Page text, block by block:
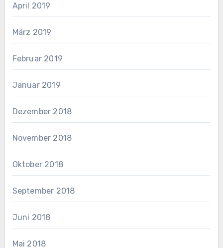
April 2019
März 2019
Februar 2019
Januar 2019
Dezember 2018
November 2018
Oktober 2018
September 2018
Juni 2018
Mai 2018